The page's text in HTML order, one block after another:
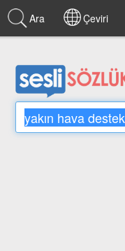
Ara Çeviri